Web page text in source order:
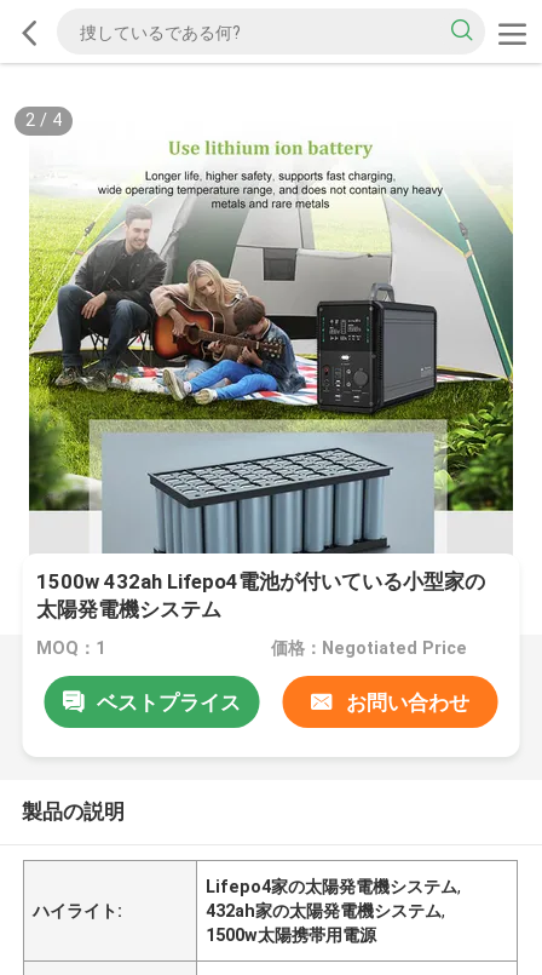
2/ 4
1500w 432ah Lifepo4電池が付いている小型家の
太陽発電機システム
MOQ：1 価格：Negotiated Price
ベストプライス お問い合わせ
製品の説明
ハイライト:
Lifepo4家の太陽発電機システム,
432ah家の太陽発電機システム,
1500w太陽携帯用電源